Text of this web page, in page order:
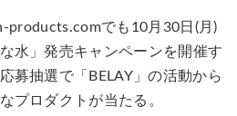
products.comでも10月30日(月)
水」発売キャンペーンを開催す
募抽選で「BELAY」の活動から
プロダクトが当たる。